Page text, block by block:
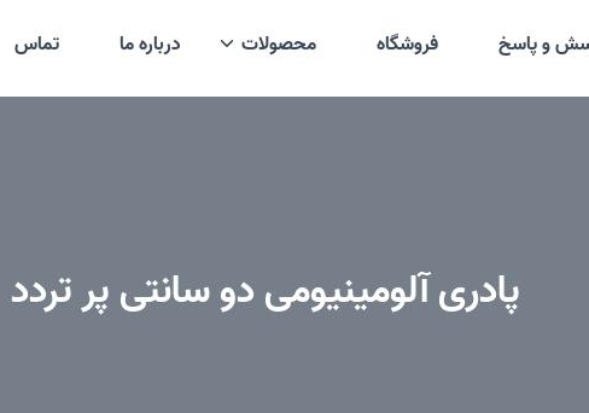
و پاسخ فروشگاه محصولات درباره ما تماس
پادری آلومینیومی دو سانتی پر تردد